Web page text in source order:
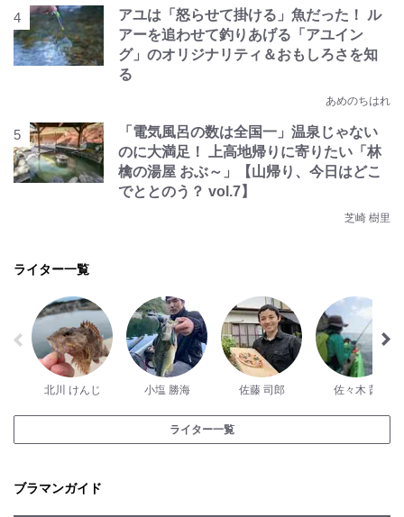
アユは「怒らせて掛ける」魚だった！ ル
アーを追わせて釣りあげる「アユイン
グ」のオリジナリティ＆おもしろさを知
る
あめのちはれ
「電気風呂の数は全国一」温泉じゃない
のに大満足！ 上高地帰りに寄りたい「林
檎の湯屋 おぶ～」【山帰り、今日はどこ
でととのう？ vol.7】
芝崎 樹里
ライター一覧
北川 けんじ 小塩 勝海 佐藤 司郎 佐々木 茜
ライター一覧
ブラマンガイド